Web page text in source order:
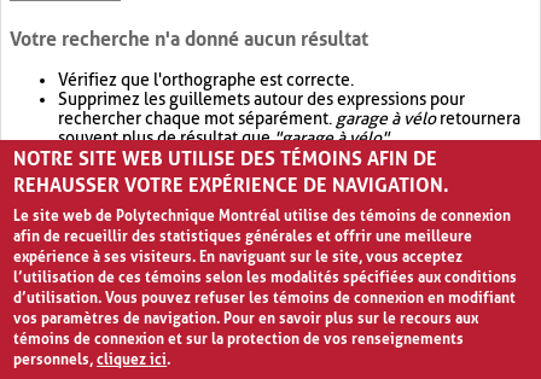
Votre recherche n'a donné aucun résultat
Vérifiez que l'orthographe est correcte.
Supprimez les guillemets autour des expressions pour
rechercher chaque mot séparément. garage à véloretournera
souvent plus de résultat que"garage à vélo".
Envisagez d'élargir votre recherche avec OR.garage OR vélo
retournera souvent plus de résultat quegarage à vélo
NOTRE SITE WEB UTILISE DES TÉMOINS AFIN DE
REHAUSSER VOTRE EXPÉRIENCE DE NAVIGATION.
Le site web de Polytechnique Montréal utilise des témoins de connexion
afin de recueillir des statistiques générales et offrir une meilleure
expérience à ses visiteurs. En naviguant sur le site, vous acceptez
l’utilisation de ces témoins selon les modalités spécifiées aux conditions
d’utilisation. Vous pouvez refuser les témoins de connexion en modifiant
vos paramètres de navigation. Pour en savoir plus sur le recours aux
témoins de connexion et sur la protection de vos renseignements
personnels,cliquez ici.